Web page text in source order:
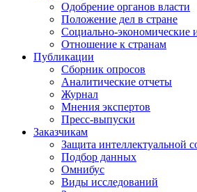
Одобрение органов власти
Положение дел в стране
Социально-экономические
Отношение к странам
Публикации
Сборник опросов
Аналитические отчеты
Журнал
Мнения экспертов
Пресс-выпуски
Заказчикам
Защита интеллектуальной
Подбор данных
Омнибус
Виды исследований